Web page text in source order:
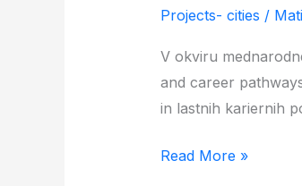
Projects- cities /
V okviru
and career
in lastnih kariernih
prihodnost
učenja,
družbe
in
Read More »